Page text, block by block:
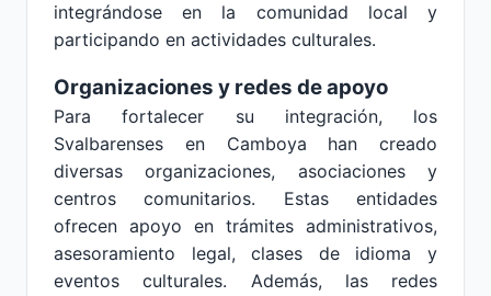
integrándose en la comunidad local y
participando en actividades culturales.
Organizaciones y redes de apoyo
Para fortalecer su integración, los
Svalbarenses en Camboya han creado
diversas organizaciones, asociaciones y
centros comunitarios. Estas entidades
ofrecen apoyo en trámites administrativos,
asesoramiento legal, clases de idioma y
eventos culturales. Además, las redes